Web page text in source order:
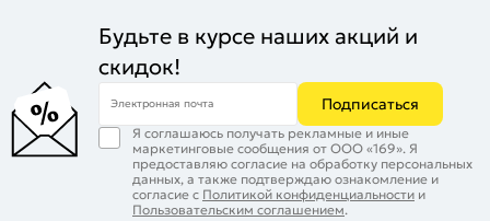
Будьте в курсе наших акций и
скидок!
Электронная почта Подписаться
Я соглашаюсь получать рекламные и иные
маркетинговые сообщения от ООО «169». Я
предоставляю согласие на обработку персональных
данных, а также подтверждаю ознакомление и
согласие с Политикой конфиденциальности и
Пользовательским соглашением.